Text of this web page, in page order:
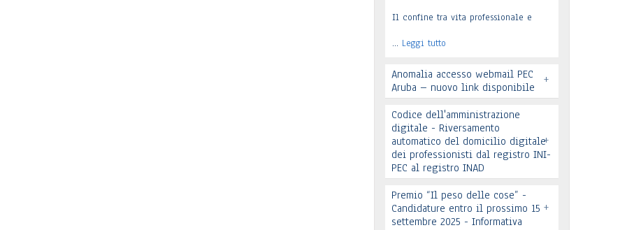
Il confine tra vita professionale e
… Leggi tutto
Anomalia accesso webmail PEC
Aruba – nuovo link disponibile
+
Leggi tutto
Codice dell'amministrazione
digitale - Riversamento
automatico del domicilio digitale
dei professionisti dal registro INI-
PEC al registro INAD
+
Premio “Il peso delle cose” -
Candidature entro il prossimo 15
settembre 2025 - Informativa
+